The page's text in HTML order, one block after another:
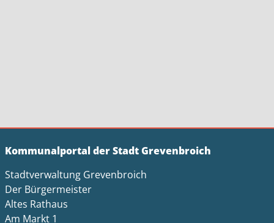
Kommunalportal der Stadt Grevenbroich
Stadtverwaltung Grevenbroich
Der Bürgermeister
Altes Rathaus
Am Markt 1